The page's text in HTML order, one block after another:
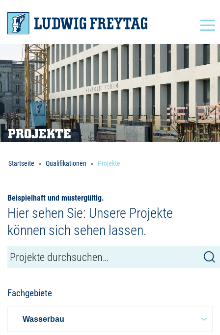
PROJEKTE
Startseite Qualifikationen Projekte
Beispielhaft und mustergültig.
Hier sehen Sie: Unsere Projekte
können sich sehen lassen.
Fachgebiete